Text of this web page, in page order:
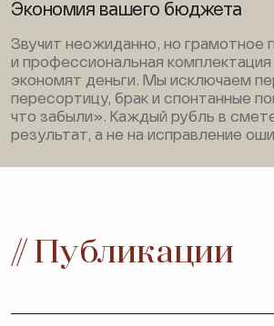
Экономия вашего бюджета
Звучит неожиданно, но грамотное
и профессиональная комплектация
экономят деньги. Мы исключаем
пересортицу, брак и спонтанные
что забыли». Каждый рубль в
результат, а не на исправление
// Публикации